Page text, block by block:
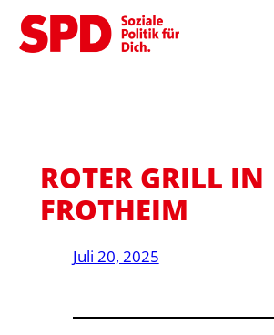
Zum
Inhalt
ROTER GRILL IN
FROTHEIM
Juli 20, 2025